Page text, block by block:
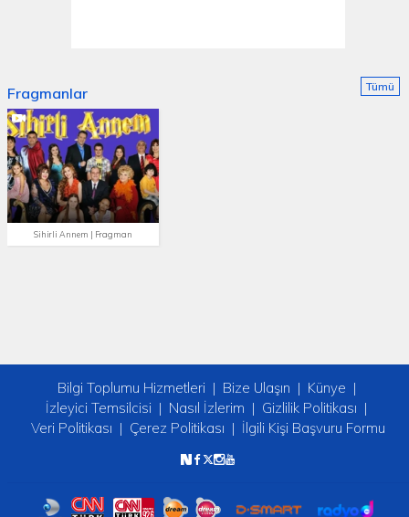
Fragmanlar
Sihirli Annem | Fragman
Tümü
Bilgi Toplumu Hizmetleri Bize Ulaşın
Künye
İzleyici Temsilcisi
Nasıl İzlerim
Gizlilik Politikası
Veri Politikası
Çerez Politikası İlgili Kişi Başvuru Formu